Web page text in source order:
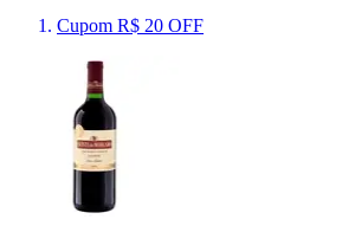
Cupom R$ 20 OFF